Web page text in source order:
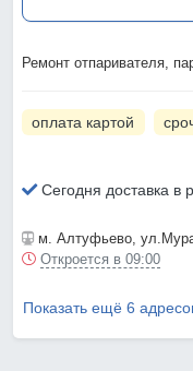
Ремонт отпаривателя,
оплата картой
Сегодня доставка
м. Алтуфьево,
Откроется в 09:00
Показать ещё 6